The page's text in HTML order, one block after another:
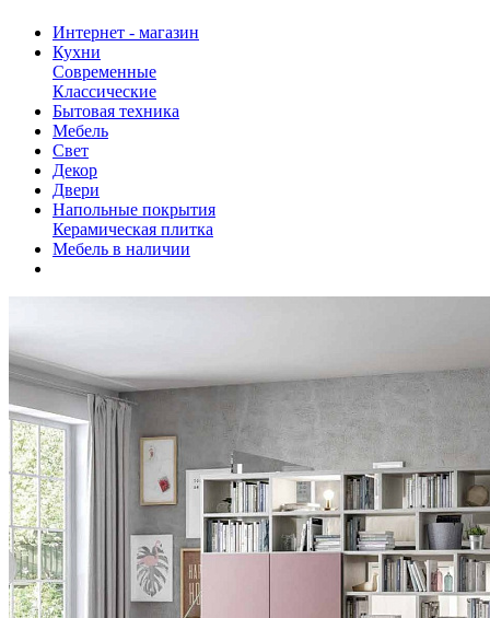
Интернет - магазин
Кухни
Современные
Классические
Бытовая техника
Мебель
Свет
Декор
Двери
Напольные покрытия
Керамическая плитка
Мебель в наличии